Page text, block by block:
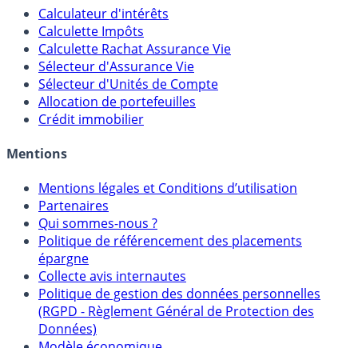
Calculateur d'intérêts
Calculette Impôts
Calculette Rachat Assurance Vie
Sélecteur d'Assurance Vie
Sélecteur d'Unités de Compte
Allocation de portefeuilles
Mentions légales et Conditions d’utilisation
Partenaires
Qui sommes-nous ?
Politique de référencement des placements
épargne
Collecte avis internautes
Politique de gestion des données personnelles
(RGPD - Règlement Général de Protection des